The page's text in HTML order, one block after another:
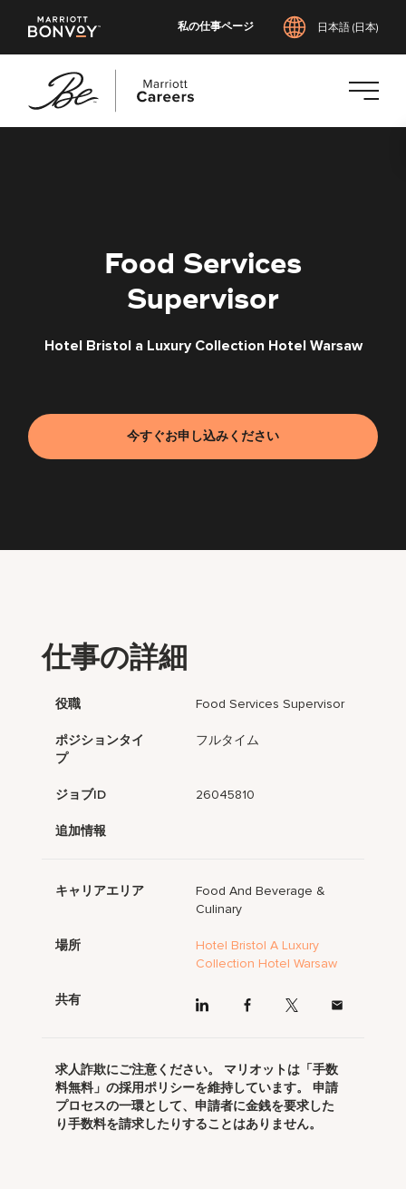
私の仕事ページ 日本語 (日本)
Food Services
Supervisor
Hotel Bristol a Luxury Collection Hotel Warsaw
今すぐお申し込みください
仕事の詳細
役職 Food Services Supervisor
ポジションタイ
プ
フルタイム
ジョブID 26045810
追加情報
キャリアエリア
Food And Beverage &
Culinary
場所
Hotel Bristol A Luxury
Collection Hotel Warsaw
共有
求人詐欺にご注意ください。 マリオットは「手数
料無料」の採用ポリシーを維持しています。 申請
プロセスの一環として、申請者に金銭を要求した
り手数料を請求したりすることはありません。